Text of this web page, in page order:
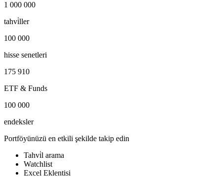
1 000 000
tahvi̇ller
100 000
hisse senetleri
175 910
ETF & Funds
100 000
endeksler
Portföyünüzü en etkili şekilde takip edin
Tahvi̇l arama
Watchlist
Excel Eklentisi